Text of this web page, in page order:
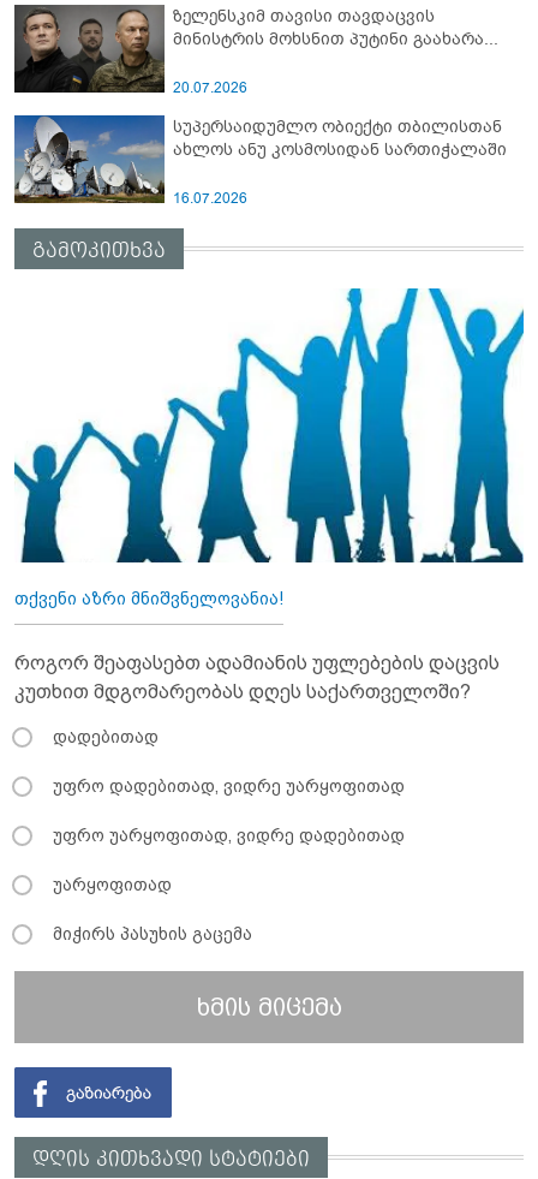
ზელენსკიმ თავისი თავდაცვის
მინისტრის მოხსნით პუტინი გაახარა...
20.07.2026
სუპერსაიდუმლო ობიექტი თბილისთან
ახლოს ანუ კოსმოსიდან სართიჭალაში
16.07.2026
გამოკითხვა
თქვენი აზრი მნიშვნელოვანია!
როგორ შეაფასებთ ადამიანის უფლებების დაცვის
კუთხით მდგომარეობას დღეს საქართველოში?
დადებითად
უფრო დადებითად, ვიდრე უარყოფითად
უფრო უარყოფითად, ვიდრე დადებითად
უარყოფითად
მიჭირს პასუხის გაცემა
ხმის მიცემა
დღის კითხვადი სტატიები